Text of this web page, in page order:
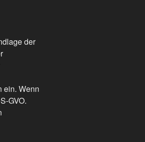
der
ein. Wenn
GVO.